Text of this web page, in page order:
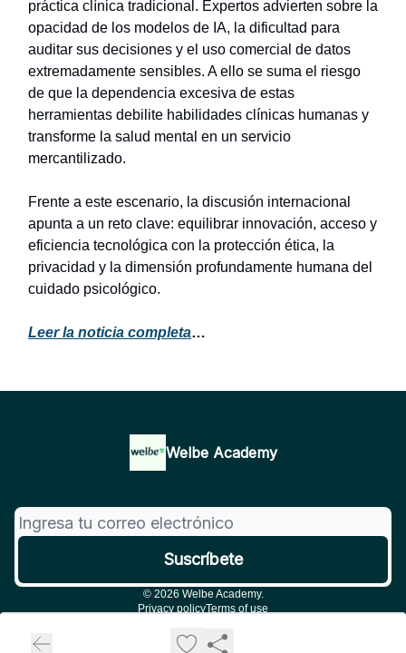
práctica clínica tradicional. Expertos advierten sobre la
opacidad de los modelos de IA, la dificultad para
auditar sus decisiones y el uso comercial de datos
extremadamente sensibles. A ello se suma el riesgo
de que la dependencia excesiva de estas
herramientas debilite habilidades clínicas humanas y
transforme la salud mental en un servicio
mercantilizado.
Frente a este escenario, la discusión internacional
apunta a un reto clave: equilibrar innovación, acceso y
eficiencia tecnológica con la protección ética, la
privacidad y la dimensión profundamente humana del
cuidado psicológico.
Leer la noticia completa…
Welbe Academy
© 2026 Welbe Academy.
Privacy policyTerms of use
Powered by beehiiv